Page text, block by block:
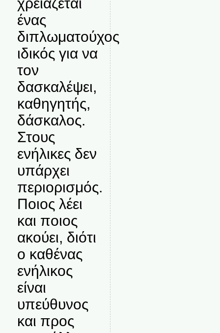
ένας
διπλωματούχος
ιδικός για να
τον
δασκαλέψει,
καθηγητής,
δάσκαλος.
Στους
ενήλικες δεν
υπάρχει
περιορισμός.
Ποιος λέει
και ποιος
ακούει, διότι
ο καθένας
ενήλικος
είναι
υπεύθυνος
και προς